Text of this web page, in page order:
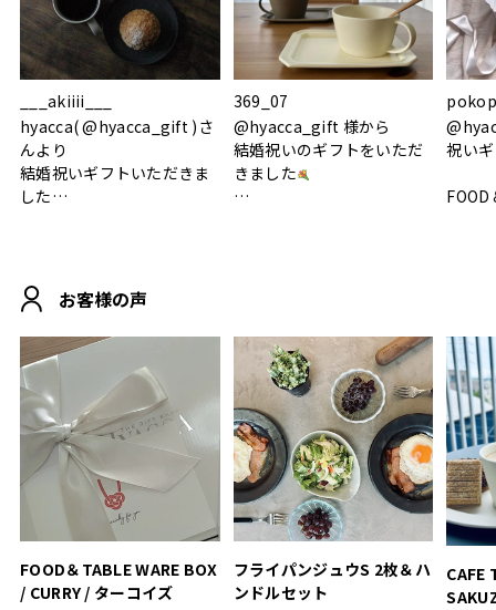
___akiiii___
hyacca( @hyacca_gift )さ
んより
結婚祝いギフトいただきま
した
おうちカフェもお洒落にな
って嬉しい𖠚 ⡱
.
#hyacca #結婚祝い
369_07
@hyacca_gift 様から
結婚祝いのギフトをいただ
きました
素敵なギフトを
ありがとうございました
#hyacca #結婚祝い
#お祝い #プレゼント
祝い
FOOD
真っ
いい
#結婚
淡色
結婚
色イ
お客様の声
FOOD＆TABLE WARE BOX
/ CURRY / ターコイズ
フライパンジュウS 2枚＆ハ
ンドルセット
CAFE